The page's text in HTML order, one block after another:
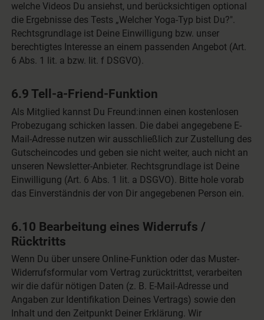
welche Videos Du ansiehst, und berücksichtigen optional
die Ergebnisse des Tests „Welcher Yoga-Typ bist Du?".
Rechtsgrundlage ist Deine Einwilligung bzw. unser
berechtigtes Interesse an einem passenden Angebot (Art.
6 Abs. 1 lit. a bzw. lit. f DSGVO).
6.9 Tell-a-Friend-Funktion
Als Mitglied kannst Du Freund:innen einen kostenlosen
Probezugang schicken lassen. Die dabei angegebene E-
Mail-Adresse nutzen wir ausschließlich zur Zustellung des
Gutscheincodes und geben sie nicht weiter, auch nicht an
unseren Newsletter-Anbieter. Rechtsgrundlage ist Deine
Einwilligung (Art. 6 Abs. 1 lit. a DSGVO). Bitte hole vorab
das Einverständnis der von Dir angegebenen Person ein.
6.10 Bearbeitung eines Widerrufs /
Rücktritts
Wenn Du über unsere Online-Funktion oder das Muster-
Widerrufsformular vom Vertrag zurücktrittst, verarbeiten
wir die dafür nötigen Daten (z. B. E-Mail-Adresse und
Angaben zur Identifikation Deines Vertrags) sowie den
Inhalt und den Zeitpunkt Deiner Erklärung. Wir